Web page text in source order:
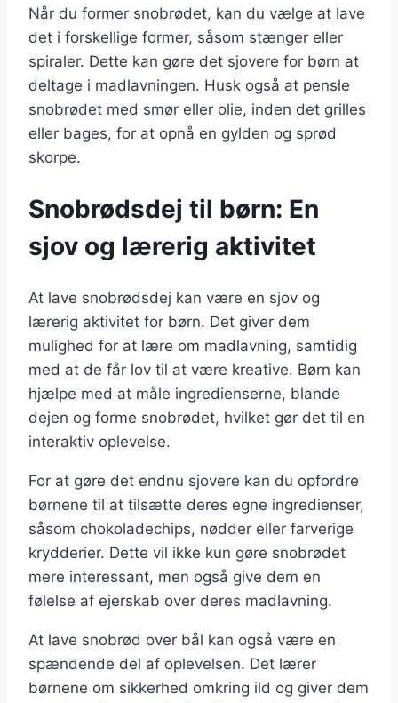
Når du former snobrødet, kan du vælge at lave
det i forskellige former, såsom stænger eller
spiraler. Dette kan gøre det sjovere for børn at
deltage i madlavningen. Husk også at pensle
snobrødet med smør eller olie, inden det grilles
eller bages, for at opnå en gylden og sprød
skorpe.
Snobrødsdej til børn: En
sjov og lærerig aktivitet
At lave snobrødsdej kan være en sjov og
lærerig aktivitet for børn. Det giver dem
mulighed for at lære om madlavning, samtidig
med at de får lov til at være kreative. Børn kan
hjælpe med at måle ingredienserne, blande
dejen og forme snobrødet, hvilket gør det til en
interaktiv oplevelse.
For at gøre det endnu sjovere kan du opfordre
børnene til at tilsætte deres egne ingredienser,
såsom chokoladechips, nødder eller farverige
krydderier. Dette vil ikke kun gøre snobrødet
mere interessant, men også give dem en
følelse af ejerskab over deres madlavning.
At lave snobrød over bål kan også være en
spændende del af oplevelsen. Det lærer
børnene om sikkerhed omkring ild og giver dem